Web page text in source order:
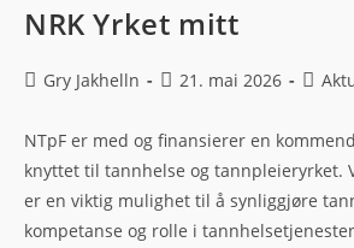
NRK Yrket mitt
Gry Jakhelln 21. mai 2026
NTpF er med og finansierer en
knyttet til tannhelse og tannpleieryrket.
er en viktig mulighet til å synliggjøre
kompetanse og rolle i